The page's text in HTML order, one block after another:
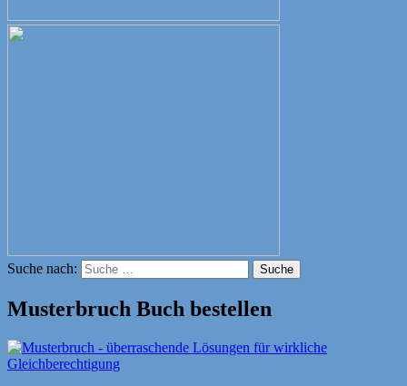
Suche nach: Suche
Musterbruch Buch bestellen